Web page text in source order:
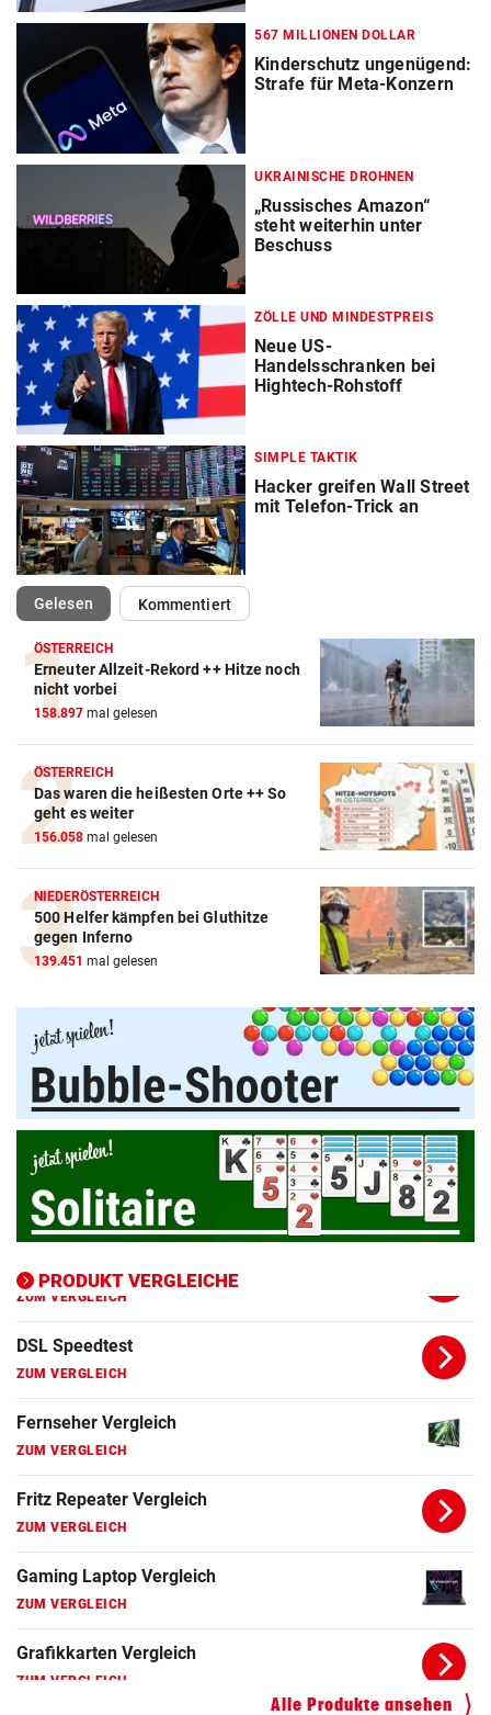
567 MILLIONEN DOLLAR
Kinderschutz ungenügend:
Strafe für Meta-Konzern
UKRAINISCHE DROHNEN
„Russisches Amazon“
steht weiterhin unter
Beschuss
ZÖLLE UND MINDESTPREIS
Neue US-
Handelsschranken bei
Hightech-Rohstoff
SIMPLE TAKTIK
Hacker greifen Wall Street
mit Telefon-Trick an
Gelesen(ausgewählt)Kommentiert
ÖSTERREICH
Erneuter Allzeit-Rekord ++ Hitze noch
nicht vorbei
158.897 mal gelesen
ÖSTERREICH
Das waren die heißesten Orte ++ So
geht es weiter
156.058 mal gelesen
NIEDERÖSTERREICH
500 Helfer kämpfen bei Gluthitze
gegen Inferno
139.451 mal gelesen
PRODUKT VERGLEICHE
Amazon-Kindle Vergleich
ZUM VERGLEICH
Apple-iPad Vergleich
ZUM VERGLEICH
Apple-iPhone Vergleich
ZUM VERGLEICH
Apple Macbook Vergleich
ZUM VERGLEICH
Bluetooth Lautsprecher Vergleich
ZUM VERGLEICH
DSL Speedtest
ZUM VERGLEICH
Fernseher Vergleich
ZUM VERGLEICH
Fritz Repeater Vergleich
ZUM VERGLEICH
Gaming Laptop Vergleich
ZUM VERGLEICH
Grafikkarten Vergleich
ZUM VERGLEICH
Alle Produkte ansehen